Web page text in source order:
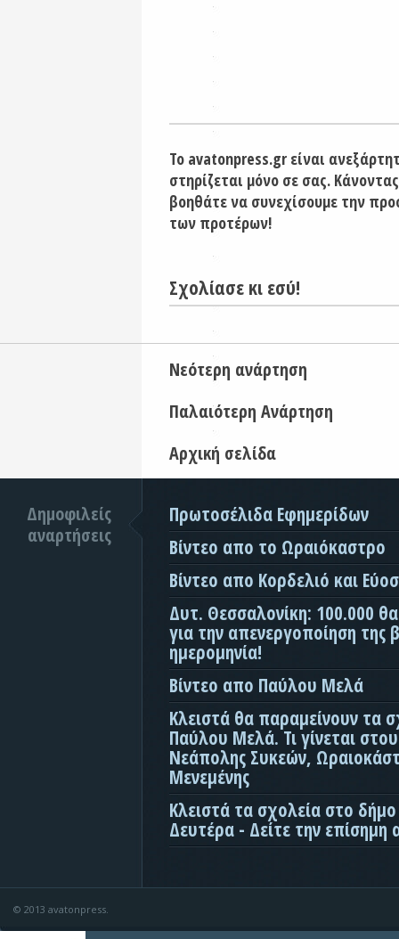
Το avatonpress.gr είναι
στηρίζεται μόνο σε σας.
βοηθάτε να συνεχίσουμε την
των προτέρων!
Σχολίασε κι εσύ!
Νεότερη ανάρτηση
Παλαιότερη Ανάρτηση
Αρχική σελίδα
Δημοφιλείς
αναρτήσεις
Πρωτοσέλιδα Εφημερίδων
Βίντεο απο το Ωραιόκαστρο
Βίντεο απο Κορδελιό και
Δυτ. Θεσσαλονίκη: 100.000
για την απενεργοποίηση της
ημερομηνία!
Βίντεο απο Παύλου Μελά
Κλειστά θα παραμείνουν τα
Παύλου Μελά. Τι γίνεται
Νεάπολης Συκεών,
Μενεμένης
Κλειστά τα σχολεία στο
Δευτέρα - Δείτε την επίσημη
© 2013 avatonpress.